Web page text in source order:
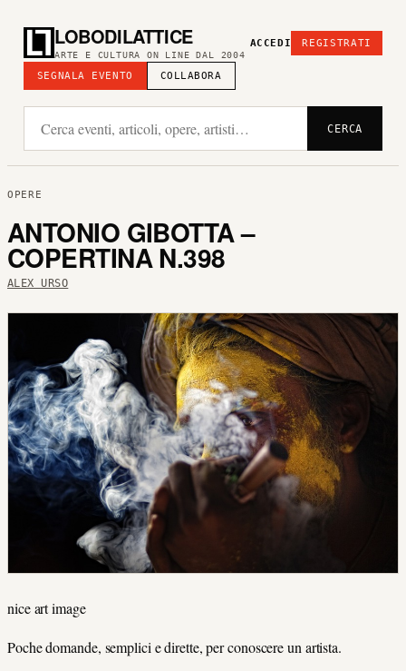
LOBODILATTICE
ARTE E CULTURA ON LINE DAL 2004
SEGNALA EVENTO COLLABORA
ACCEDI REGISTRATI
CERCA
OPERE
ANTONIO GIBOTTA –
COPERTINA N.398
ALEX URSO
nice art image
Poche domande, semplici e dirette, per conoscere un artista.